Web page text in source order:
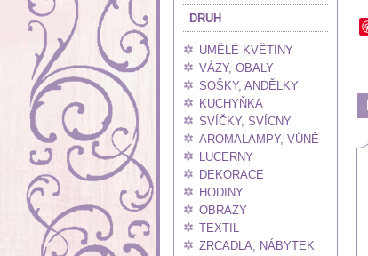
DRUH
UMĚLÉ KVĚTINY
VÁZY, OBALY
SOŠKY, ANDĚLKY
KUCHYŇKA
SVÍČKY, SVÍCNY
AROMALAMPY, VŮNĚ
LUCERNY
DEKORACE
HODINY
OBRAZY
TEXTIL
ZRCADLA, NÁBYTEK